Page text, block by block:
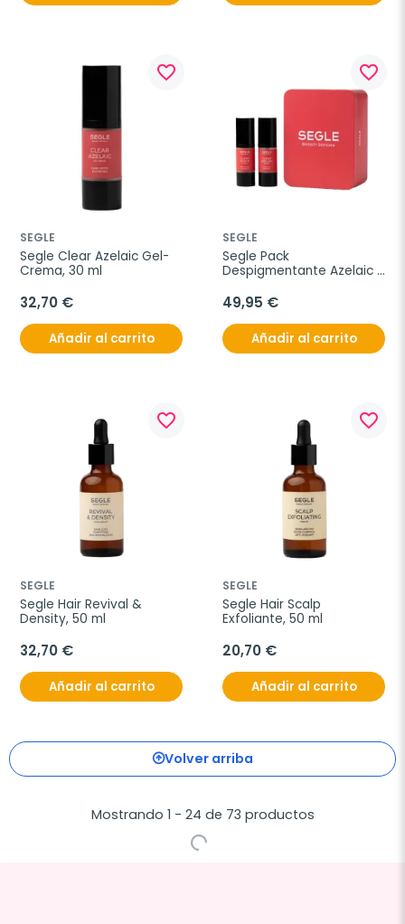
favorite_border
SEGLE
Segle Clear Azelaic Gel-
Crema, 30 ml
32,70 €
Añadir al carrito
favorite_border
SEGLE
Segle Pack
Despigmentante Azelaic
49,95 €
Añadir al carrito
favorite_border
SEGLE
Segle Hair Revival &
Density, 50 ml
32,70 €
Añadir al carrito
favorite_border
SEGLE
Segle Hair Scalp
Exfoliante, 50 ml
20,70 €
Añadir al carrito
favorite_border ¡Pack Ahorro!